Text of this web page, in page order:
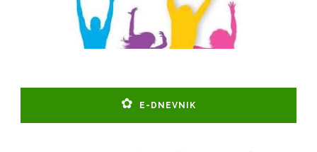
E-DNEVNIK